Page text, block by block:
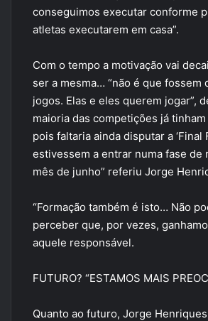
conseguimos executar conforme
atletas executarem em casa”.
Com o tempo a motivação vai
ser a mesma… “não é que
jogos. Elas e eles querem jogar”,
maioria das competições já
pois faltaria ainda disputar a
estivessem a entrar numa fase de
mês de junho” referiu Jorge
“Formação também é isto… Não
perceber que, por vezes,
aquele responsável.
FUTURO? “ESTAMOS MAIS
Quanto ao futuro, Jorge